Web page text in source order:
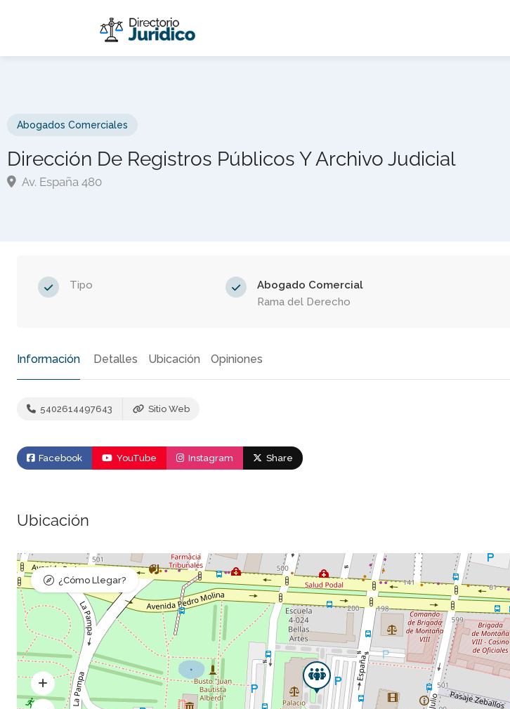
Abogados Comerciales
Dirección De Registros Públicos Y Archivo Judicial
Av. España 480
Tipo
Abogado Comercial
Rama del Derecho
Información Detalles Ubicación Opiniones
5402614497643 Sitio Web
Facebook YouTube Instagram Share
Ubicación
¿Cómo Llegar?